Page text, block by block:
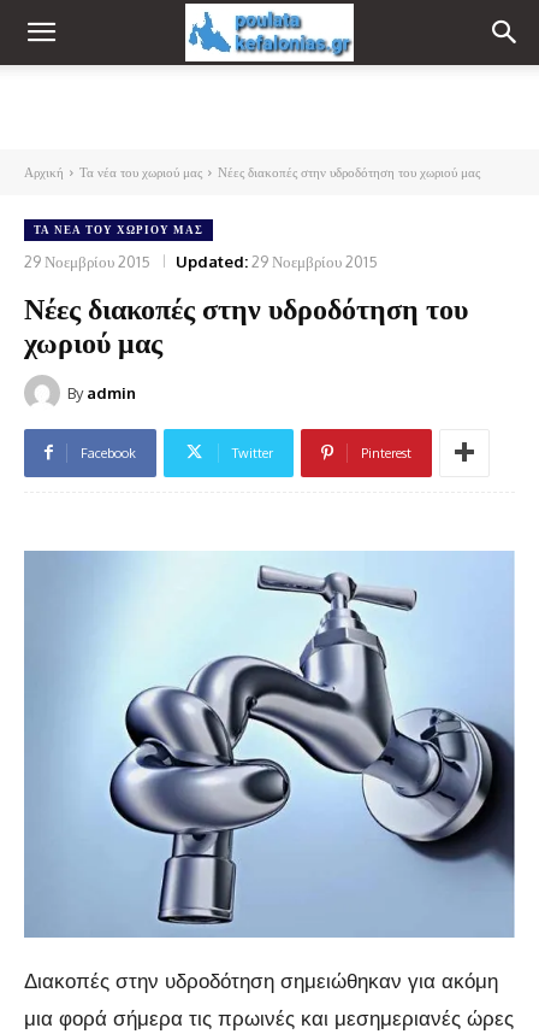
Αρχική Τα νέα του χωριού μας Νέες διακοπές στην υδροδότηση του χωριού μας
ΤΑ ΝΈΑ ΤΟΥ ΧΩΡΙΟΎ ΜΑΣ
29 Νοεμβρίου 2015 Updated:29 Νοεμβρίου 2015
Νέες διακοπές στην υδροδότηση του
χωριού μας
By admin
Facebook Twitter Pinterest
Διακοπές στην υδροδότηση σημειώθηκαν για ακόμη
μια φορά σήμερα τις πρωινές και μεσημεριανές ώρες